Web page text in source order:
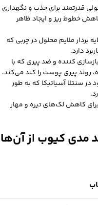
قدرتمند برای جذب و نگهداری
خطوط ریز و ایجاد ظاهر
بردار ملایم محلول در چربی که
دارد.
کننده و ضد پیری که با
در سنتلا آسیاتیکا که به طور
کاهش لک‌های تیره و مهار
مدی‌ کیوب از آن‌ها